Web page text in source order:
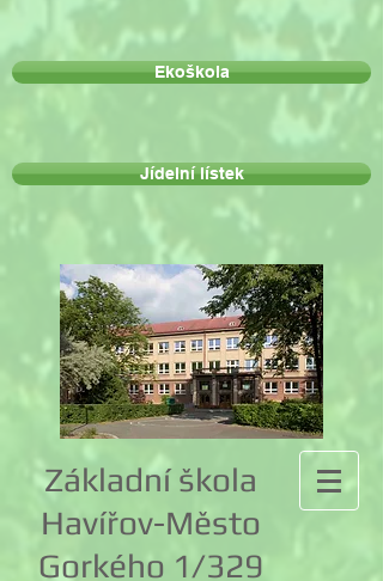
Ekoškola
Jídelní lístek
Základní škola
Havířov-Město
Gorkého 1/329